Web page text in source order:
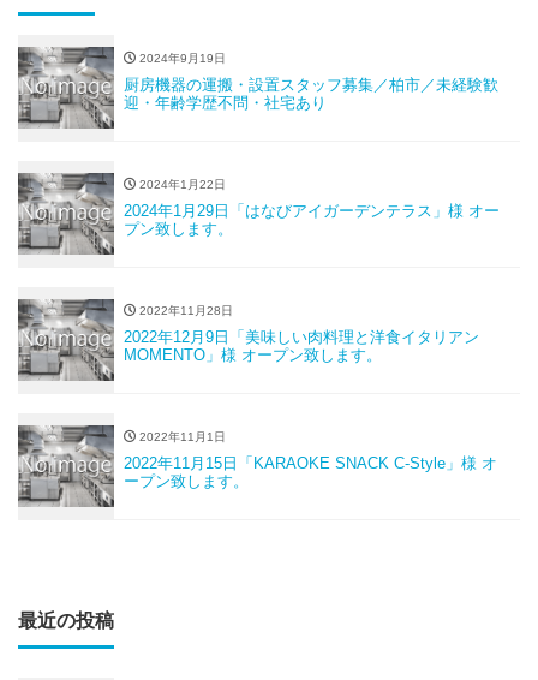
2024年9月19日
厨房機器の運搬・設置スタッフ募集／柏市／未経験歓
迎・年齢学歴不問・社宅あり
2024年1月22日
2024年1月29日「はなびアイガーデンテラス」様 オー
プン致します。
2022年11月28日
2022年12月9日「美味しい肉料理と洋食イタリアン
MOMENTO」様 オープン致します。
2022年11月1日
2022年11月15日「KARAOKE SNACK C-Style」様 オ
ープン致します。
最近の投稿